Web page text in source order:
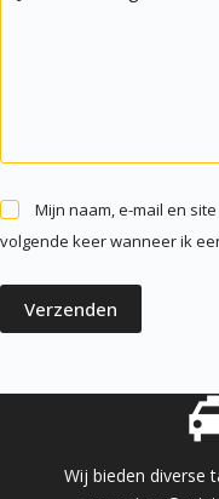
Mijn naam, e-mail en
volgende keer wanneer ik
Verzenden
Wij bieden diverse